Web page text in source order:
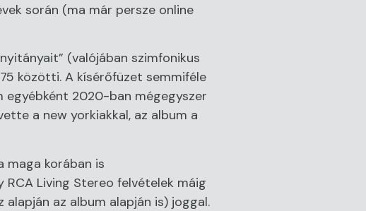
során (ma már persze online
(valójában szimfonikus
közötti. A kísérőfüzet semmiféle
egyébként 2020-ban mégegyszer
a new yorkiakkal, az album a
maga korában is
Living Stereo felvételek máig
az album alapján is) joggal.